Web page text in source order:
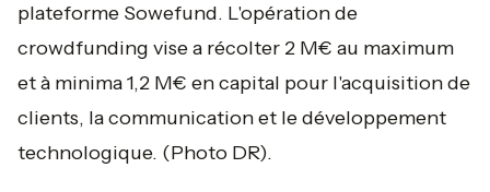
plateforme Sowefund. L'opération de
crowdfunding vise a récolter 2 M€ au maximum
et à minima 1,2 M€ en capital pour l'acquisition de
clients, la communication et le développement
technologique. (Photo DR).